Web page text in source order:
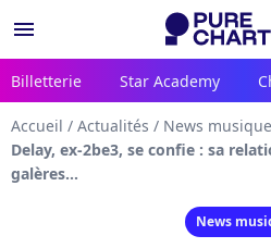
menu
Billetterie Star Academy
Accueil / Actualités / News musique
Delay, ex-2be3, se confie : sa
galères...
News